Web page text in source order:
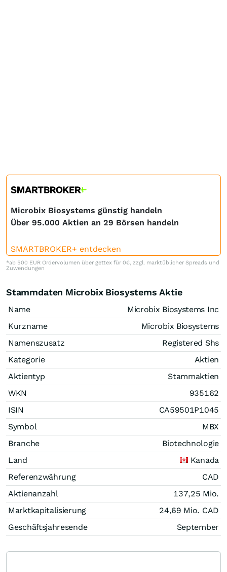
Microbix Biosystems günstig handeln
Über 95.000 Aktien an 29 Börsen handeln
SMARTBROKER+ entdecken
*ab 500 EUR Ordervolumen über gettex für 0€, zzgl. marktüblicher Spreads und
Zuwendungen
Stammdaten Microbix Biosystems Aktie
Name
Microbix Biosystems Inc
Kurzname
Microbix Biosystems
Namenszusatz
Registered Shs
Kategorie
Aktien
Aktientyp
Stammaktien
WKN
935162
ISIN
CA59501P1045
Symbol
MBX
Branche
Biotechnologie
Land
Kanada
Referenzwährung
CAD
Aktienanzahl
137,25 Mio.
Marktkapitalisierung
24,69 Mio. CAD
Geschäftsjahresende
September